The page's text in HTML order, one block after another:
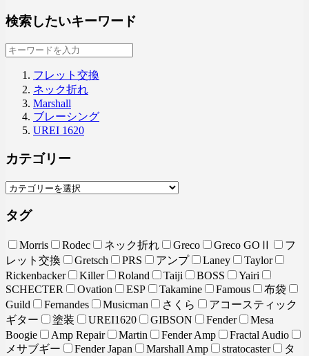
検索したいキーワード
フレット交換
ネック折れ
Marshall
ブレーシング
UREI 1620
カテゴリー
タグ
Morris Rodec ネック折れ Greco Greco GOⅡ
フ
レット交換
Gretsch PRS アンプ Laney
Taylor
Rickenbacker
Killer Roland Taiji BOSS
Yairi
SCHECTER
Ovation ESP Takamine Famous
布袋
Guild
Fernandes Musicman さくら
アコースティック
ギター
塗装 UREI1620 GIBSON Fender
Mesa
Boogie
Amp Repair Martin Fender Amp
Fractal Audio
メサブギー
Fender Japan Marshall Amp stratocaster
タ